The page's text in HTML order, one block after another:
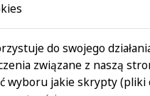
zarówno teoretyczne
odpowiednie techniki
w skutecznym
do swojego
związane z naszą
wyboru jakie skrypty (pliki